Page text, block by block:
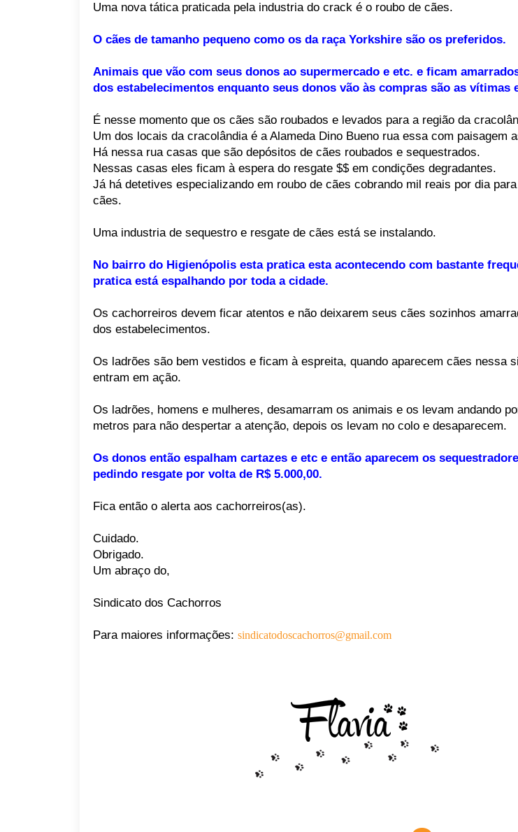
Uma nova tática praticada pela industria do crack é o roubo de cães.
O cães de tamanho pequeno como os da raça Yorkshire são os preferidos.
Animais que vão com seus donos ao supermercado e etc. e ficam
dos estabelecimentos enquanto seus donos vão às compras são as vítimas
É nesse momento que os cães são roubados e levados para a região da
Um dos locais da cracolândia é a Alameda Dino Bueno rua essa com paisagem
Há nessa rua casas que são depósitos de cães roubados e sequestrados.
Nessas casas eles ficam à espera do resgate $$ em condições degradantes.
Já há detetives especializando em roubo de cães cobrando mil reais por dia
cães.
Uma industria de sequestro e resgate de cães está se instalando.
No bairro do Higienópolis esta pratica esta acontecendo com bastante
pratica está espalhando por toda a cidade.
Os cachorreiros devem ficar atentos e não deixarem seus cães sozinhos
dos estabelecimentos.
Os ladrões são bem vestidos e ficam à espreita, quando aparecem cães nessa
entram em ação.
Os ladrões, homens e mulheres, desamarram os animais e os levam andando
metros para não despertar a atenção, depois os levam no colo e desaparecem.
Os donos então espalham cartazes e etc e então aparecem os
pedindo resgate por volta de R$ 5.000,00.
Fica então o alerta aos cachorreiros(as).
Cuidado.
Obrigado.
Um abraço do,
Sindicato dos Cachorros
Para maiores informações: sindicatodoscachorros@gmail.com